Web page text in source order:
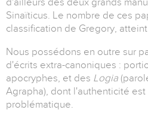
Sinaïticus. Le nombre de ces
classification de Gregory,
Nous possédons en outre sur
d'écrits extra-canoniques :
apocryphes, et des Logia
Agrapha), dont l'authenticité
problématique.